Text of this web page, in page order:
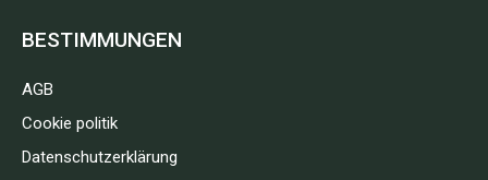
BESTIMMUNGEN
AGB
Cookie politik
Datenschutzerklärung